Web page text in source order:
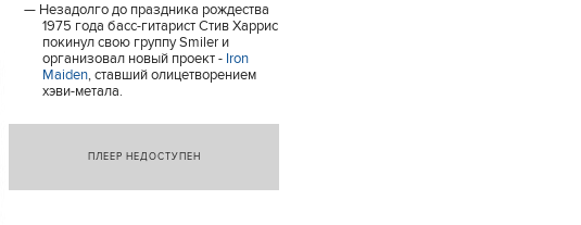
Незадолго до праздника рождества
1975 года басс-гитарист Стив Харрис
покинул свою группу Smiler и
организовал новый проект - Iron
Maiden, ставший олицетворением
хэви-метала.
ПЛЕЕР НЕДОСТУПЕН